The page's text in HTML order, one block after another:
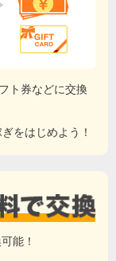
ト券などに交換
をはじめよう！
能！